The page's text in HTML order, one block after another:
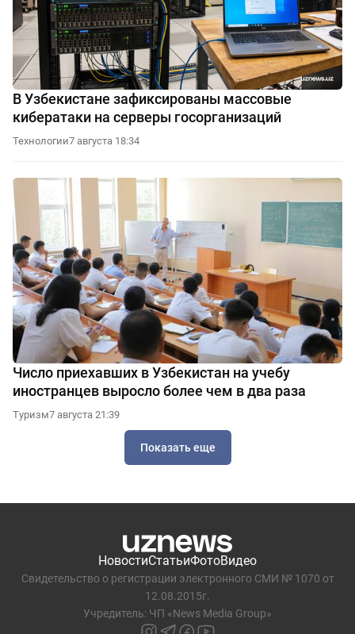
В Узбекистане зафиксированы массовые
кибератаки на серверы госорганизаций
Технологии7 августа 18:34
Число приехавших в Узбекистан на учебу
иностранцев выросло более чем в два раза
Туризм7 августа 21:39
Показать еще
НовостиСтатьиФотоВидео
Свидетельство о регистрации электронного СМИ № 1070 от
12.08.2015г.
Учредитель: ЧП «News Media Group»